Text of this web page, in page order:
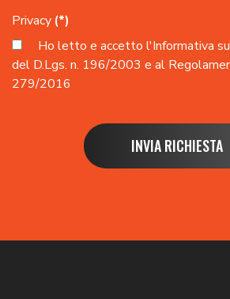
Privacy (*)
Ho letto e accetto l'Informativa
del D.Lgs. n. 196/2003 e al
279/2016
INVIA RICHIESTA